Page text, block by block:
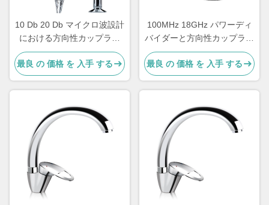
10 Db 20 Db マイクロ波設計
における方向性カップラー
高電力低通行
最良 の 価格 を 入手 する
100MHz 18GHz パワーディ
バイダーと方向性カップラー
波導 高功率 ハーモニック波
フィルター
最良 の 価格 を 入手 する